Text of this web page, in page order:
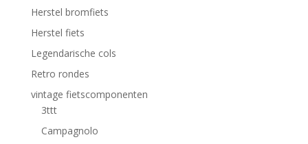
Herstel bromfiets
Herstel fiets
Legendarische cols
Retro rondes
vintage fietscomponenten
3ttt
Campagnolo